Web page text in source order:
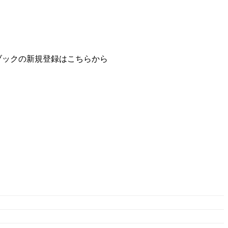
クの新規登録はこちらから